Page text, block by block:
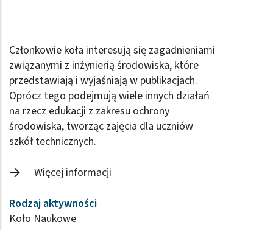
Członkowie koła interesują się zagadnieniami
związanymi z inżynierią środowiska, które
przedstawiają i wyjaśniają w publikacjach.
Oprócz tego podejmują wiele innych działań
na rzecz edukacji z zakresu ochrony
środowiska, tworząc zajęcia dla uczniów
szkół technicznych.
Więcej informacji
Rodzaj aktywności
Koło Naukowe